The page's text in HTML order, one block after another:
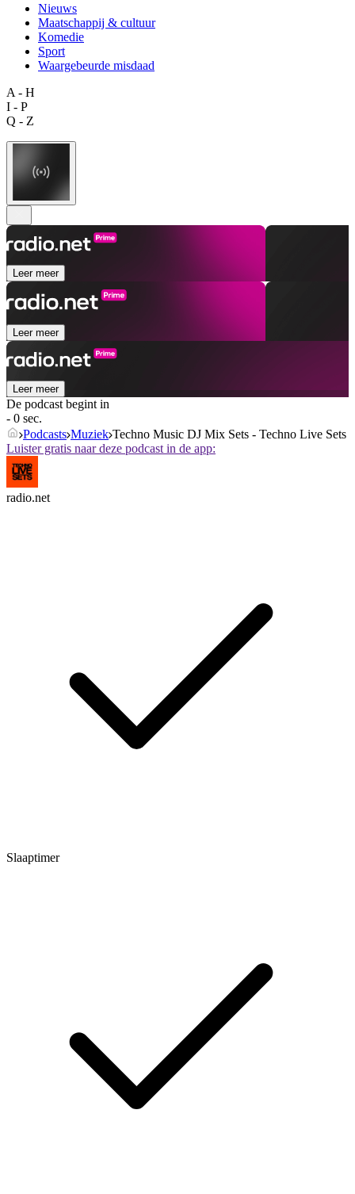
Nieuws
Maatschappij & cultuur
Komedie
Sport
Waargebeurde misdaad
A - H
I - P
Q - Z
Leer meer
Leer meer
Leer meer
De podcast begint in
- 0 sec.
Podcasts Muziek Techno Music DJ Mix Sets - Techno Live Sets
Luister gratis naar deze podcast in de app:
radio.net
Slaaptimer